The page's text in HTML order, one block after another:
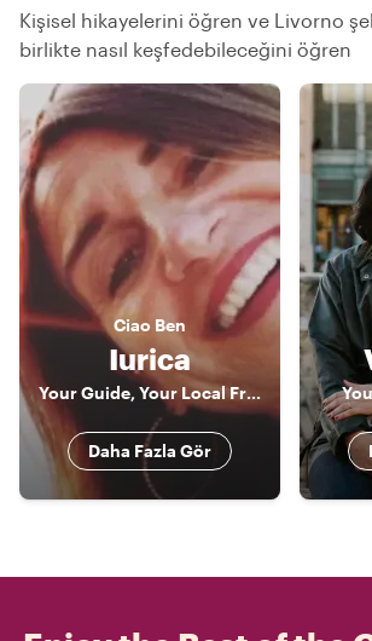
Kişisel hikayelerini öğren ve Livorno
birlikte nasıl keşfedebileceğini öğren
Ciao Ben
Iurica
Your Guide, Your Local Friend!!! In Livorno, Florence & Pisa
Daha Fazla Gör